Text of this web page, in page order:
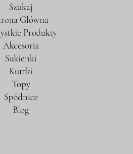
Szukaj
Główna
Produkty
Akcesoria
Sukienki
Kurtki
Topy
Spódnice
Blog